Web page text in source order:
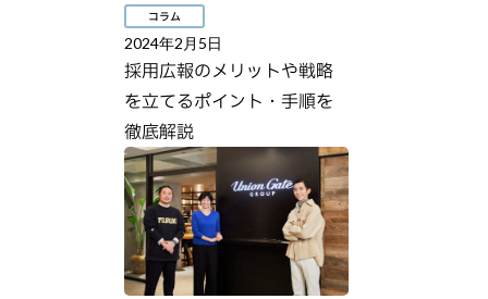
コラム
2024年2月5日
採用広報のメリットや戦略
を立てるポイント・手順を
徹底解説